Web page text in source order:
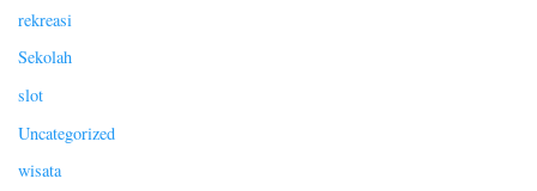
rekreasi
Sekolah
slot
Uncategorized
wisata